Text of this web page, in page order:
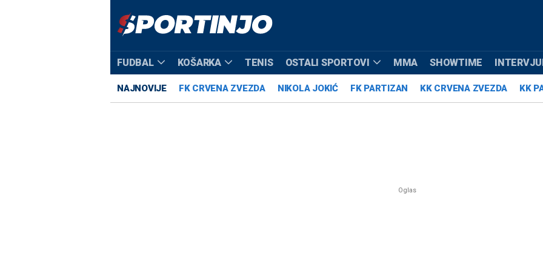
FUDBAL KOŠARKA TENIS OSTALI SPORTOVI MMA SHOWTIME
NAJNOVIJE FK CRVENA ZVEZDA NIKOLA JOKIĆ FK PARTIZAN KK CRVENA ZVEZDA KK